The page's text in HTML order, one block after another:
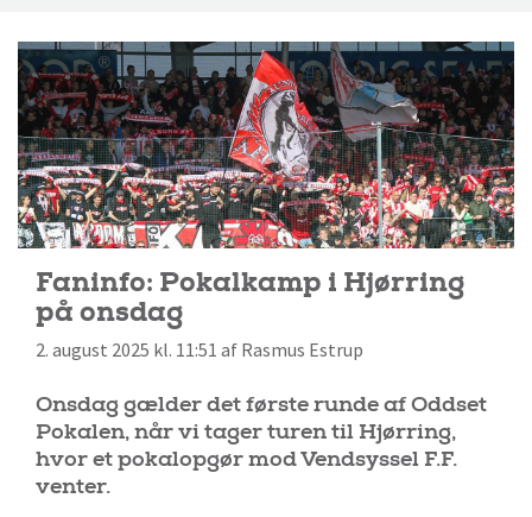
Faninfo: Pokalkamp i Hjørring
på onsdag
2. august 2025 kl. 11:51 af Rasmus Estrup
Onsdag gælder det første runde af Oddset
Pokalen, når vi tager turen til Hjørring,
hvor et pokalopgør mod Vendsyssel F.F.
venter.